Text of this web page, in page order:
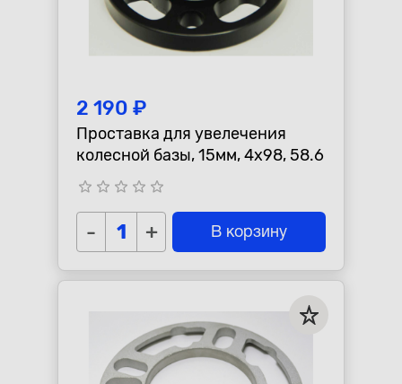
2 190 ₽
Проставка для увелечения
колесной базы, 15мм, 4x98, 58.6
star_border star_border star_border star_border star_border
- + В корзину